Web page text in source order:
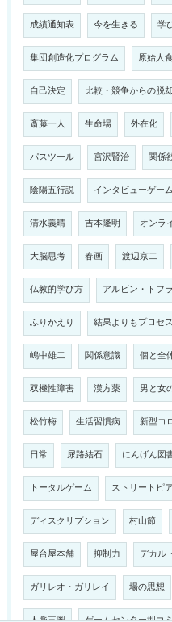
成績通知表 今を生きる 学
集団創造化プログラム 原始人
自己決定 比較・競争からの脱却
斎藤一人 生命場 外在化
パスツール 宮沢賢治 関係
陰陽五行説 インタビューゲーム
清水義晴 吉本隆明 オンラ
大脳思考 春画 渡辺京二
仏教的学び方 アルビン・トフ
ふりかえり 結果よりもプロセス
嶋中雄二 関係意識 個と全
双極性障害 漢方薬 男と女
松竹梅 生活習慣病 新型コ
日常 尿路結石 にんげん図
トータルゲーム ストリートピ
ディスクリプション 村山節
屋台屋本舗 抑制力 デカル
ガリレオ・ガリレイ 場の思想